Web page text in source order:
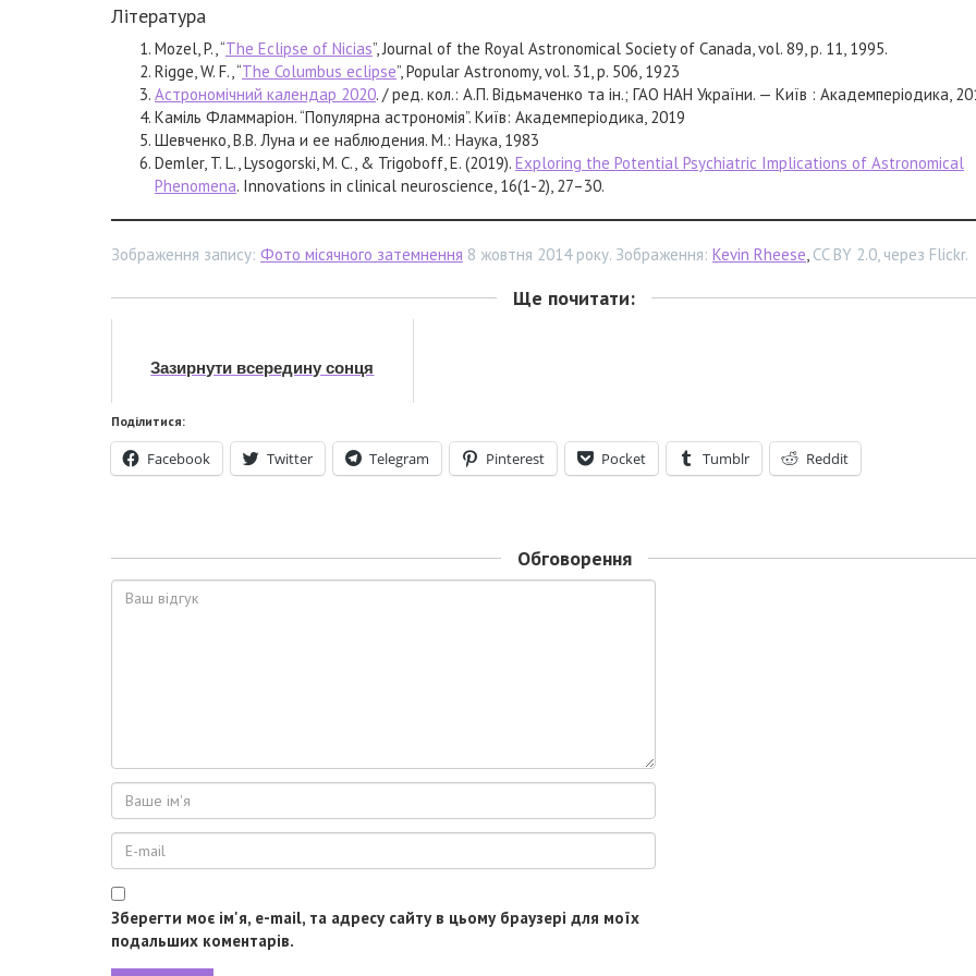
Література
Mozel, P., “The Eclipse of Nicias”, Journal of the Royal Astronomical Society of Canada, vol. 89, p. 11, 1995.
Rigge, W. F., “The Columbus eclipse”, Popular Astronomy, vol. 31, p. 506, 1923
Астрономічний календар 2020. / ред. кол.: А.П. Відьмаченко та ін.; ГАО НАН України. — Київ : Академперіодика,
Каміль Фламмаріон. “Популярна астрономія”. Київ: Академперіодика, 2019
Шевченко, В.В. Луна и ее наблюдения. М.: Наука, 1983
Demler, T. L., Lysogorski, M. C., & Trigoboff, E. (2019). Exploring the Potential Psychiatric Implications of Astronomical
Phenomena. Innovations in clinical neuroscience, 16(1-2), 27–30.
Зображення запису: Фото місячного затемнення 8 жовтня 2014 року. Зображення: Kevin Rheese CC BY 2.0, через Flickr.
Ще почитати:
Зазирнути всередину сонця
Поділитися:
Facebook Twitter Telegram Pinterest Pocket Tumblr Reddit
Обговорення
Зберегти моє ім'я, e-mail, та адресу сайту в цьому браузері для моїх
подальших коментарів.